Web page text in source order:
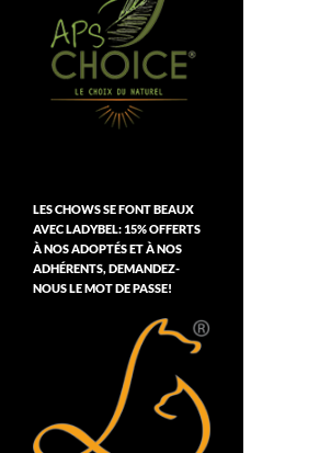
LES CHOWS SE FONT BEAUX
AVEC LADYBEL: 15% OFFERTS
À NOS ADOPTÉS ET À NOS
ADHÉRENTS, DEMANDEZ-
NOUS LE MOT DE PASSE!